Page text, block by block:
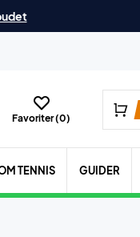
Favoriter (0)
TENNIS GUIDER